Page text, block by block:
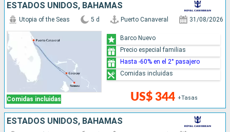
ESTADOS UNIDOS, BAHAMAS
Comidas incluidas
Utopia of the Seas 5 d Puerto Canaveral 31/08/2026
US$ 344 +Tasas
Barco Nuevo
Precio especial familias
Hasta -60% en el 2° pasajero
Comidas incluidas
ESTADOS UNIDOS, BAHAMAS